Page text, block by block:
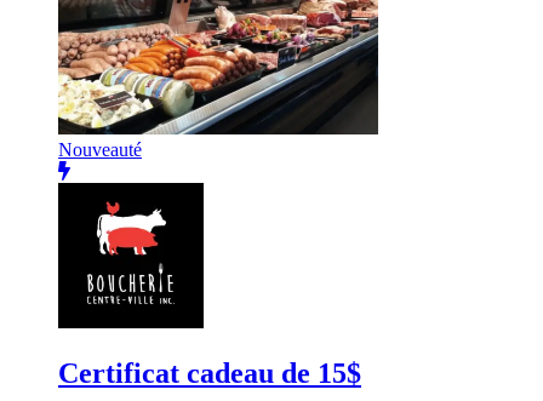
Nouveauté
Certificat cadeau de 15$